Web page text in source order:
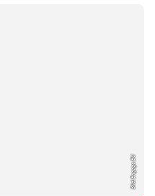
Bild: Engage.EU